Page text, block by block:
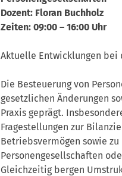
Dozent: Floran Buchholz
Zeiten: 09:00 – 16:00 Uhr
Aktuelle Entwicklungen bei
Die Besteuerung von
gesetzlichen Änderungen
Praxis geprägt.
Fragestellungen zur
Betriebsvermögen sowie
Personengesellschaften
Gleichzeitig bergen